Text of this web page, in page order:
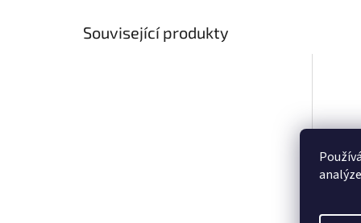
Související produkty